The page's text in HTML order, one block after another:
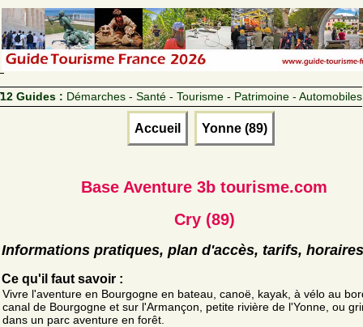
12 Guides : Démarches - Santé - Tourisme - Patrimoine - Automobiles
Accueil Yonne (89)
Base Aventure 3b tourisme.com
Cry (89)
Informations pratiques, plan d'accès, tarifs, horaires
Ce qu'il faut savoir :
Vivre l'aventure en Bourgogne en bateau, canoë, kayak, à vélo au
canal de Bourgogne et sur l'Armançon, petite rivière de l'Yonne, ou
dans un parc aventure en forêt.